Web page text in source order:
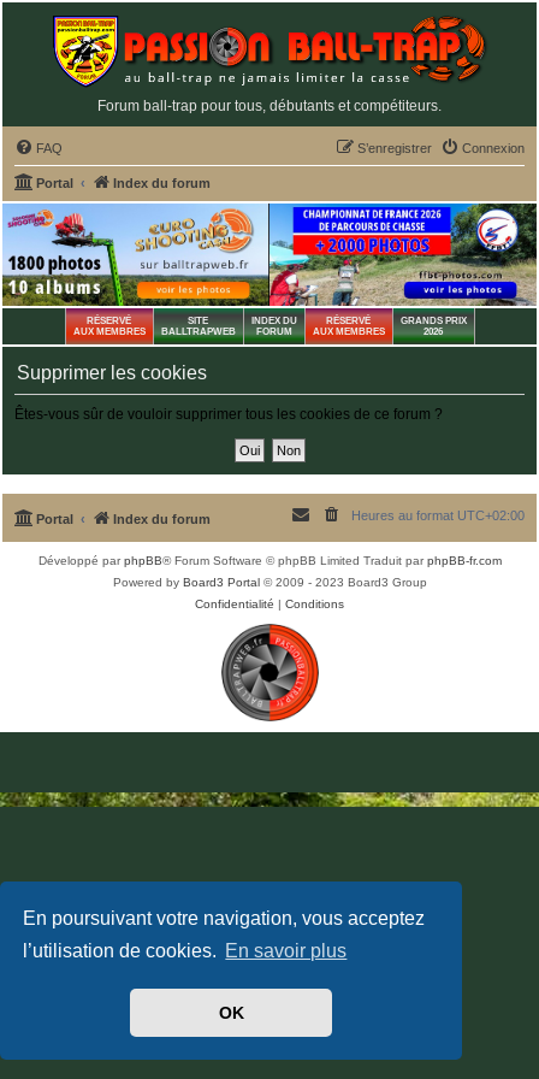
En poursuivant votre navigation, vous acceptez
l’utilisation de cookies. En savoir plus
OK
Forum ball-trap pour tous, débutants et compétiteurs.
FAQ Connexion
S’enregistrer
Portal Index du forum
RÉSERVÉ
AUX MEMBRES
SITE
BALLTRAPWEB
INDEX DU
FORUM
RÉSERVÉ
AUX MEMBRES
GRANDS PRIX
2026
Supprimer les cookies
Êtes-vous sûr de vouloir supprimer tous les cookies de ce forum ?
Portal Index du forum Heures au format UTC+02:00
Développé parphpBB® Forum Software © phpBB Limited Traduit parphpBB-fr.com
Powered by Board3 Portal© 2009 - 2023 Board3 Group
Confidentialité | Conditions